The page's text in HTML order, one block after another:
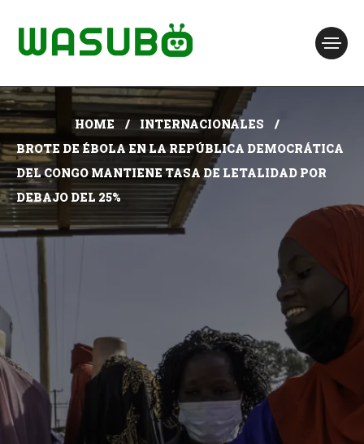
HOME
INTERNACIONALES
BROTE DE ÉBOLA EN LA REPÚBLICA DEMOCRÁTICA
DEL CONGO MANTIENE TASA DE LETALIDAD POR
DEBAJO DEL 25%